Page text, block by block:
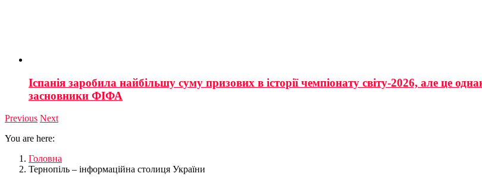
Іспанія заробила найбільшу суму призових в історії чемпіонату світу-2026, але це
засновники ФІФА
Previous Next
You are here:
Головна
Тернопіль – інформаційна столиця України